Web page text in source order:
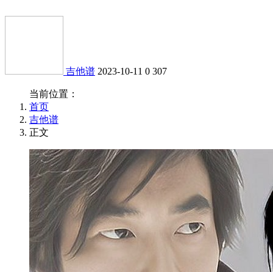
吉他谱 2023-10-11 0 307
当前位置：
首页
吉他谱
正文